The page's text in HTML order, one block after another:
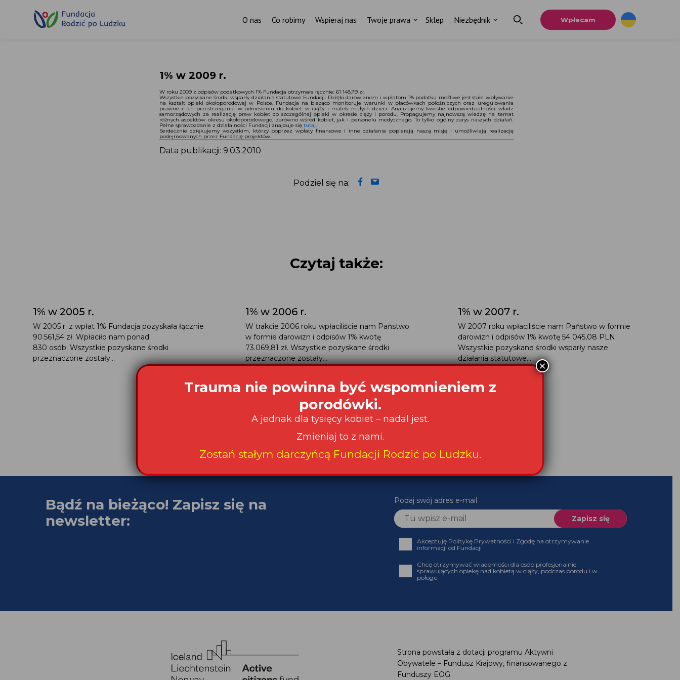
O nas Co robimy Wspieraj nas Twoje prawa Sklep Niezbędnik Wpłacam
1% w 2009 r.
W roku 2009 z odpisów podatkowych 1% Fundacja otrzymała łącznie: 61 148,79 zł.
Wszystkie pozyskane środki wsparły działania statutowe Fundacji. Dzięki darowiznom i wpłatom 1% podatku możliwe jest stałe wpływanie
na kształt opieki okołoporodowej w Polsce. Fundacja na bieżąco monitoruje warunki w placówkach położniczych oraz uregulowania
prawne i ich przestrzeganie w odniesieniu do kobiet w ciąży i matek małych dzieci. Analizujemy kwestie odpowiedzialności władz
samorządowych za realizację praw kobiet do szczególnej opieki w okresie ciąży i porodu. Propagujemy najnowszą wiedzę na temat
różnych aspektów okresu okołoporodowego, zarówno wśród kobiet, jak i personelu medycznego. To tylko ogólny zarys naszych działań.
Pełne sprawozdanie z działalności Fundacji znajduje się tutaj.
Serdecznie dziękujemy wszystkim, którzy poprzez wpłaty finansowe i inne działania popierają naszą misję i umożliwiają realizację
podejmowanych przez Fundację projektów.
Data publikacji: 9.03.2010
Podziel się na:
Czytaj także:
1% w 2005 r.
W 2005 r. z wpłat 1% Fundacja pozyskała łącznie
90.561,54 zł. Wpłaciło nam ponad
830 osób. Wszystkie pozyskane środki
przeznaczone zostały...
1% w 2006 r.
W trakcie 2006 roku wpłaciliście nam Państwo
w formie darowizn i odpisów 1% kwotę
73.069,81 zł. Wszystkie pozyskane środki
przeznaczone zostały...
1% w 2007 r.
W 2007 roku wpłaciliście nam Państwo w formie
darowizn i odpisów 1% kwotę 54 045,08 PLN.
Wszystkie pozyskane środki wsparły nasze
działania statutowe....
Bądź na bieżąco! Zapisz się na
newsletter:
Podaj swój adres e-mail
Akceptuję Politykę Prywatności i Zgodę na otrzymywanie
informacji od Fundacji
Chcę otrzymywać wiadomości dla osób profesjonalnie
sprawujących opiekę nad kobietą w ciąży, podczas porodu i w
połogu
Strona powstała z dotacji programu Aktywni
Obywatele – Fundusz Krajowy, finansowanego z
Funduszy EOG
Trauma nie powinna być wspomnieniem z
porodówki.
A jednak dla tysięcy kobiet – nadal jest.
Zmieniaj to z nami.
Zostań stałym darczyńcą Fundacji Rodzić po Ludzku.
×